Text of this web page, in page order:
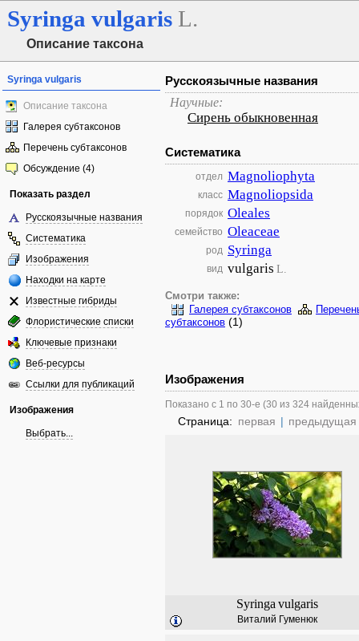
Syringa vulgaris L.
Описание таксона
Syringa vulgaris
Описание таксона
Галерея субтаксонов
Перечень субтаксонов
Обсуждение (4)
Показать раздел
Русскоязычные названия
Систематика
Изображения
Находки на карте
Известные гибриды
Флористические списки
Ключевые признаки
Веб-ресурсы
Ссылки для публикаций
Изображения
Выбрать...
Русскоязычные названия
Научные:
Сирень обыкновенная
Систематика
отдел Magnoliophyta
класс Magnoliopsida
порядок Oleales
семейство Oleaceae
род Syringa
вид vulgaris L.
Смотри также:
Галерея субтаксонов
субтаксонов (1)
Изображения
Показано с 1 по 30-е (30 из 324
Страница: первая | предыдущая
Syringa vulgaris
Виталий Гуменюк